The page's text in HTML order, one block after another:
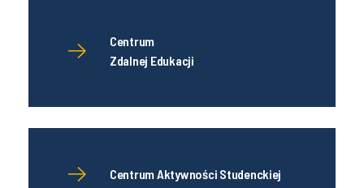
Centrum
Zdalnej Edukacji
Centrum Aktywności Studenckiej